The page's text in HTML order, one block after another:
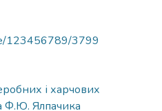
123456789/3799
і харчових
Ф.Ю. Ялпачика